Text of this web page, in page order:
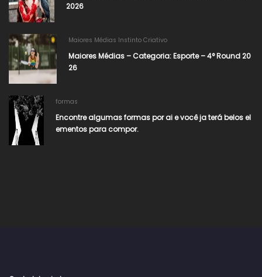
2026
Maiores Médias Instinto Criativo
Maiores Médias – Categoria: Esporte – 4° Round 20
26​
formas
Encontre algumas formas por ai e você ja terá belos el
ementos para compor.